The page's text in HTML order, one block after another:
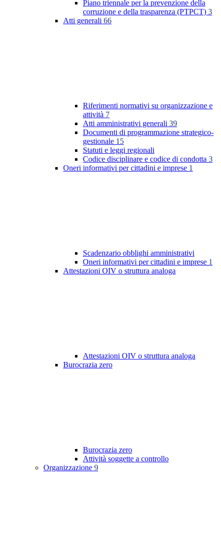
Piano triennale per la prevenzione della
corruzione e della trasparenza (PTPCT) 3
Atti generali 66
Riferimenti normativi su organizzazione e
attività 7
Atti amministrativi generali 39
Documenti di programmazione strategico-
gestionale 15
Statuti e leggi regionali
Codice disciplinare e codice di condotta 3
Oneri informativi per cittadini e imprese 1
Scadenzario obblighi amministrativi
Oneri informativi per cittadini e imprese 1
Attestazioni OIV o struttura analoga
Attestazioni OIV o struttura analoga
Burocrazia zero
Burocrazia zero
Attività soggette a controllo
Organizzazione 9